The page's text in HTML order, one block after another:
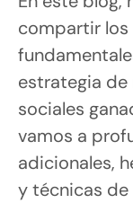
compartir los
estrategia de
sociales
vamos a
adicionales,
y técnicas